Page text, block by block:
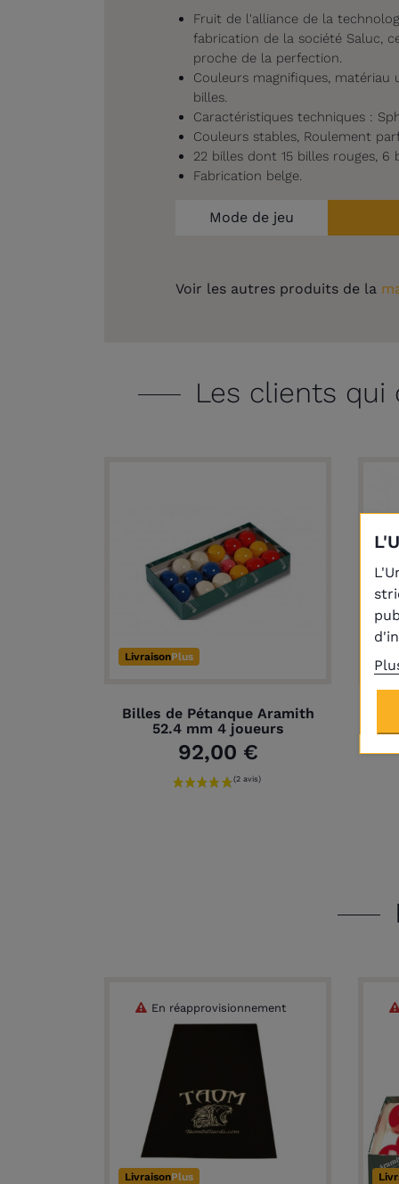
Fruit de l'alliance de la
fabrication de la société Saluc,
proche de la perfection.
Couleurs magnifiques,
billes.
Caractéristiques techniques :
Couleurs stables, Roulement
22 billes dont 15 billes rouges, 6
Fabrication belge.
Mode de jeu
Voir les autres produits de la
Les clients qui
LivraisonPlus
Billes de Pétanque Aramith
52.4 mm 4 joueurs
92,00 €
LivraisonPlus
En réapprovisionnement